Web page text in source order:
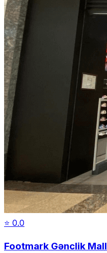
⭐ 0.0
Footmark Gənclik Mall